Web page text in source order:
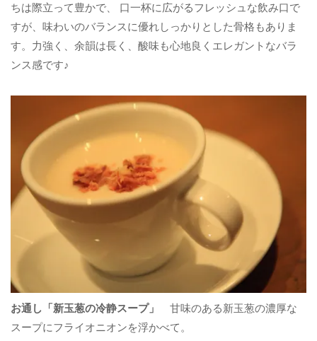
ちは際立って豊かで、 口一杯に広がるフレッシュな飲み口で
すが、味わいのバランスに優れしっかりとした骨格もありま
す。力強く、余韻は長く、酸味も心地良くエレガントなバラ
ンス感です♪
お通し「新玉葱の冷静スープ」 甘味のある新玉葱の濃厚な
スープにフライオニオンを浮かべて。